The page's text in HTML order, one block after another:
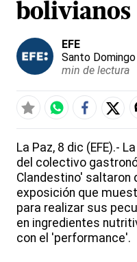
bolivianos
EFE
Santo Domingo
min de lectura
La Paz, 8 dic (EFE).-
del colectivo
Clandestino' saltaron
exposición que
para realizar sus
en ingredientes
con el 'performance'.